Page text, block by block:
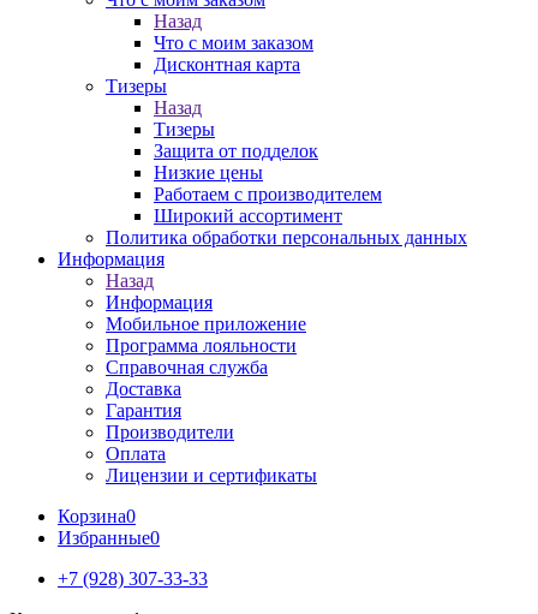
Назад
Что с моим заказом
Дисконтная карта
Тизеры
Назад
Тизеры
Защита от подделок
Низкие цены
Работаем с производителем
Широкий ассортимент
Политика обработки персональных данных
Информация
Назад
Информация
Мобильное приложение
Программа лояльности
Справочная служба
Доставка
Гарантия
Производители
Оплата
Лицензии и сертификаты
Корзина0
Избранные0
+7 (928) 307-33-33